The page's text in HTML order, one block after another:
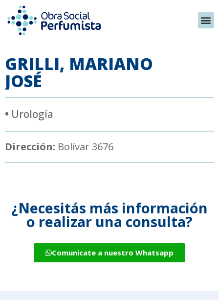
GRILLI, MARIANO
JOSÉ
• Urología
Dirección: Bolívar 3676
¿Necesitás más información
o realizar una consulta?
Comunicate a nuestro Whatsapp